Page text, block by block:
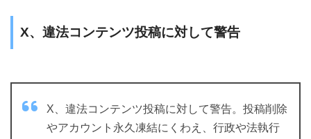
X、違法コンテンツ投稿に対して警告
X、違法コンテンツ投稿に対して警告。投稿削除
やアカウント永久凍結にくわえ、行政や法執行